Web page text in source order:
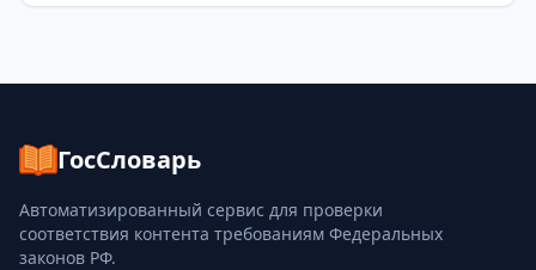
ГосСловарь
Автоматизированный сервис для проверки
соответствия контента требованиям Федеральных
законов РФ.